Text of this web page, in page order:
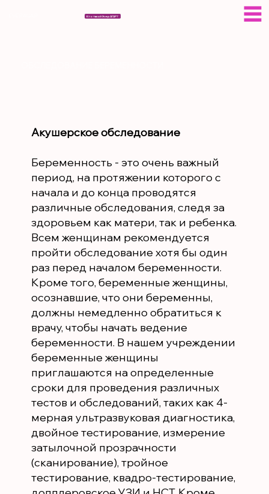
Кто такой Эсер АГАР?
Акушерское обследование
Беременность - это очень важный
период, на протяжении которого с
начала и до конца проводятся
различные обследования, следя за
здоровьем как матери, так и ребенка.
Всем женщинам рекомендуется
пройти обследование хотя бы один
раз перед началом беременности.
Кроме того, беременные женщины,
осознавшие, что они беременны,
должны немедленно обратиться к
врачу, чтобы начать ведение
беременности. В нашем учреждении
беременные женщины
приглашаются на определенные
сроки для проведения различных
тестов и обследований, таких как 4-
мерная ультразвуковая диагностика,
двойное тестирование, измерение
затылочной прозрачности
(сканирование), тройное
тестирование, квадро-тестирование,